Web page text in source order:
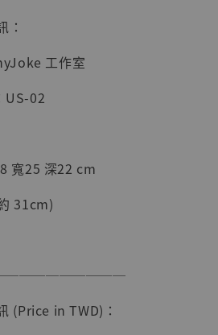
- +
：
工作室
US-02
寬25 深22 cm
31cm)
(Price in TWD)：